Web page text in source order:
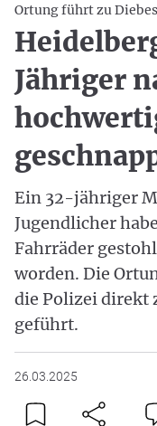
Ortung führt zu
Jähriger
Ein 32-jähriger
Jugendlicher
Fahrräder
worden. Die
die Polizei direkt
geführt.
26.03.2025